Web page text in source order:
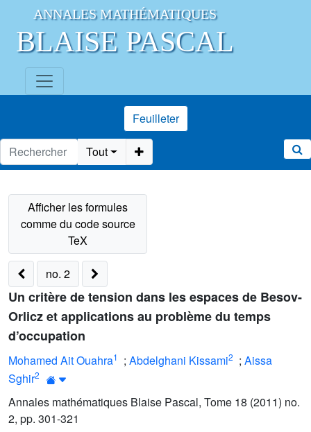
ANNALES MATHÉMATIQUES
BLAISE PASCAL
Feuilleter
Tout
no. 2
Un critère de tension dans les espaces de Besov-
Orlicz et applications au problème du temps
d’occupation
Mohamed Ait Ouahra1 ; Abdelghani Kissami2 ; Aissa
Sghir2
Annales mathématiques Blaise Pascal, Tome 18 (2011) no.
2, pp. 301-321